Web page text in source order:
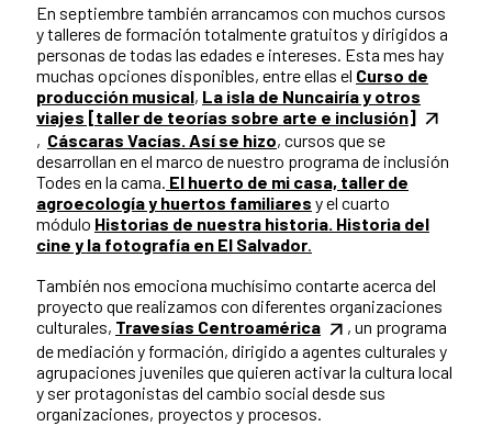
En septiembre también arrancamos con muchos cursos
y talleres de formación totalmente gratuitos y dirigidos a
personas de todas las edades e intereses. Esta mes hay
muchas opciones disponibles, entre ellas el Curso de
producción musical, La isla de Nuncairía y otros
viajes [taller de teorías sobre arte e inclusión]
, Cáscaras Vacías. Así se hizo, cursos que se
desarrollan en el marco de nuestro programa de inclusión
Todes en la cama. El huerto de mi casa, taller de
agroecología y huertos familiares y el cuarto
módulo Historias de nuestra historia. Historia del
cine y la fotografía en El Salvador.
También nos emociona muchísimo contarte acerca del
proyecto que realizamos con diferentes organizaciones
culturales, Travesías Centroamérica
, un programa
de mediación y formación, dirigido a agentes culturales y
agrupaciones juveniles que quieren activar la cultura local
y ser protagonistas del cambio social desde sus
organizaciones, proyectos y procesos.